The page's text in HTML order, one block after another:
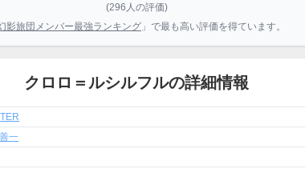
(296人の評価)
影旅団メンバー最強ランキング 」で最も高い評価を得ています。
クロロ＝ルシルフルの詳細情報
一